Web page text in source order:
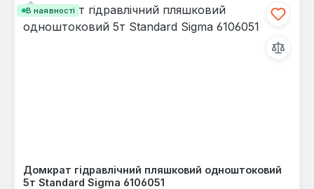
В наявності
Домкрат гідравлічний пляшковий одноштоковий
5т Standard Sigma 6106051